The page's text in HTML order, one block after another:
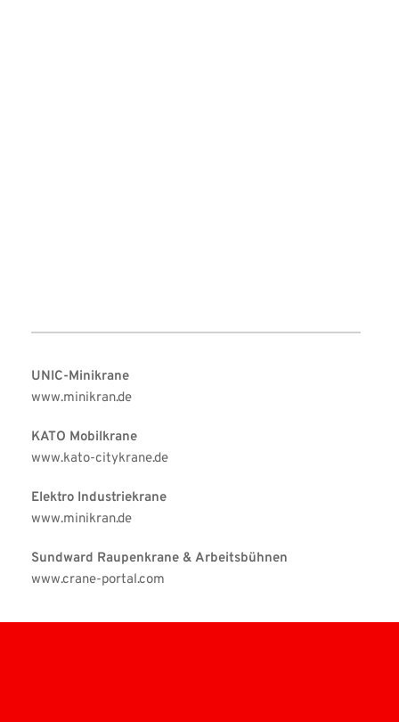
UNIC-Minikrane
www.minikran.de
KATO Mobilkrane
www.kato-citykrane.de
Elektro Industriekrane
www.minikran.de
Sundward Raupenkrane & Arbeitsbühnen
www.crane-portal.com